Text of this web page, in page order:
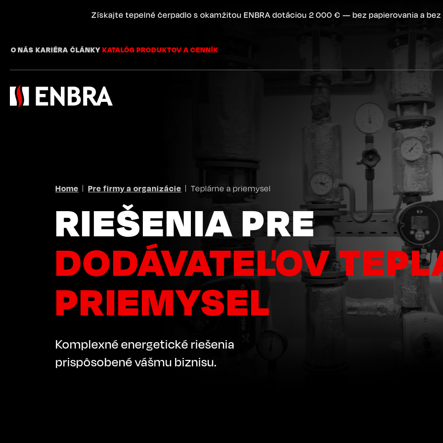
Získajte tepelné čerpadlo s okamžitou ENBRA dotáciou 2 000 € — bez papierovania a
O NÁS KARIÉRA ČLÁNKY KATALÓG PRODUKTOV A CENNÍK
BREADCRUMB
Home Pre firmy a organizácie Teplárne a priemysel
RIEŠENIA PRE
DODÁVATEĽOV
PRIEMYSEL
Komplexné energetické riešenia
prispôsobené vášmu biznisu.